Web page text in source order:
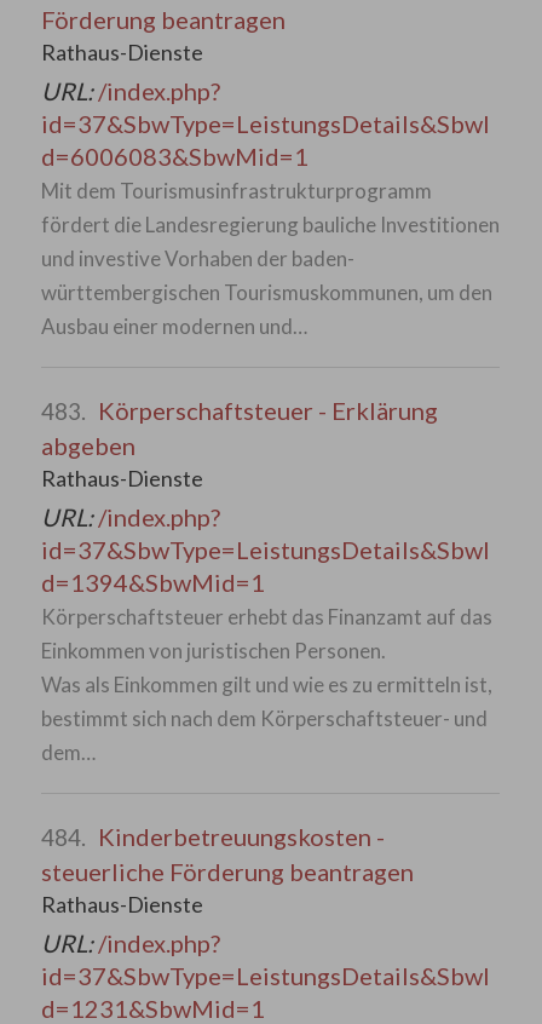
Förderung beantragen
Rathaus-Dienste
URL:/index.php?
id=37&SbwType=LeistungsDetails&SbwI
d=6006083&SbwMid=1
Mit dem Tourismusinfrastrukturprogramm
fördert die Landesregierung bauliche Investitionen
und investive Vorhaben der baden-
württembergischen Tourismuskommunen, um den
Ausbau einer modernen und…
483. Körperschaftsteuer - Erklärung
abgeben
Rathaus-Dienste
URL:/index.php?
id=37&SbwType=LeistungsDetails&SbwI
d=1394&SbwMid=1
Körperschaftsteuer erhebt das Finanzamt auf das
Einkommen von juristischen Personen.
Was als Einkommen gilt und wie es zu ermitteln ist,
bestimmt sich nach dem Körperschaftsteuer- und
dem…
484. Kinderbetreuungskosten -
steuerliche Förderung beantragen
Rathaus-Dienste
URL:/index.php?
id=37&SbwType=LeistungsDetails&SbwI
d=1231&SbwMid=1